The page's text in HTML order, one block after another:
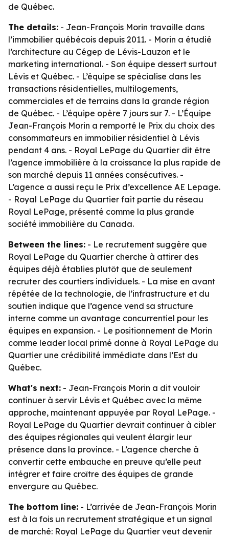
de Québec.
The details: - Jean-François Morin travaille dans
l’immobilier québécois depuis 2011. - Morin a étudié
l’architecture au Cégep de Lévis-Lauzon et le
marketing international. - Son équipe dessert surtout
Lévis et Québec. - L’équipe se spécialise dans les
transactions résidentielles, multilogements,
commerciales et de terrains dans la grande région
de Québec. - L’équipe opère 7 jours sur 7. - L’Équipe
Jean-François Morin a remporté le Prix du choix des
consommateurs en immobilier résidentiel à Lévis
pendant 4 ans. - Royal LePage du Quartier dit être
l’agence immobilière à la croissance la plus rapide de
son marché depuis 11 années consécutives. -
L’agence a aussi reçu le Prix d’excellence AE Lepage.
- Royal LePage du Quartier fait partie du réseau
Royal LePage, présenté comme la plus grande
société immobilière du Canada.
Between the lines: - Le recrutement suggère que
Royal LePage du Quartier cherche à attirer des
équipes déjà établies plutôt que de seulement
recruter des courtiers individuels. - La mise en avant
répétée de la technologie, de l’infrastructure et du
soutien indique que l’agence vend sa structure
interne comme un avantage concurrentiel pour les
équipes en expansion. - Le positionnement de Morin
comme leader local primé donne à Royal LePage du
Quartier une crédibilité immédiate dans l’Est du
Québec.
What's next: - Jean-François Morin a dit vouloir
continuer à servir Lévis et Québec avec la même
approche, maintenant appuyée par Royal LePage. -
Royal LePage du Quartier devrait continuer à cibler
des équipes régionales qui veulent élargir leur
présence dans la province. - L’agence cherche à
convertir cette embauche en preuve qu’elle peut
intégrer et faire croître des équipes de grande
envergure au Québec.
The bottom line: - L’arrivée de Jean-François Morin
est à la fois un recrutement stratégique et un signal
de marché: Royal LePage du Quartier veut devenir